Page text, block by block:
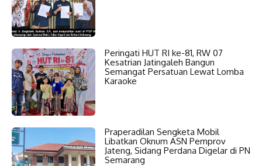
Peringati HUT RI ke-81, RW 07
Kesatrian Jatingaleh Bangun
Semangat Persatuan Lewat Lomba
Karaoke
Praperadilan Sengketa Mobil
Libatkan Oknum ASN Pemprov
Jateng, Sidang Perdana Digelar di PN
Semarang